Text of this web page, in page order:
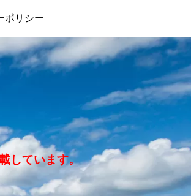
しています。
ポリシー